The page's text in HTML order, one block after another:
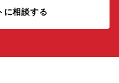
に相談する